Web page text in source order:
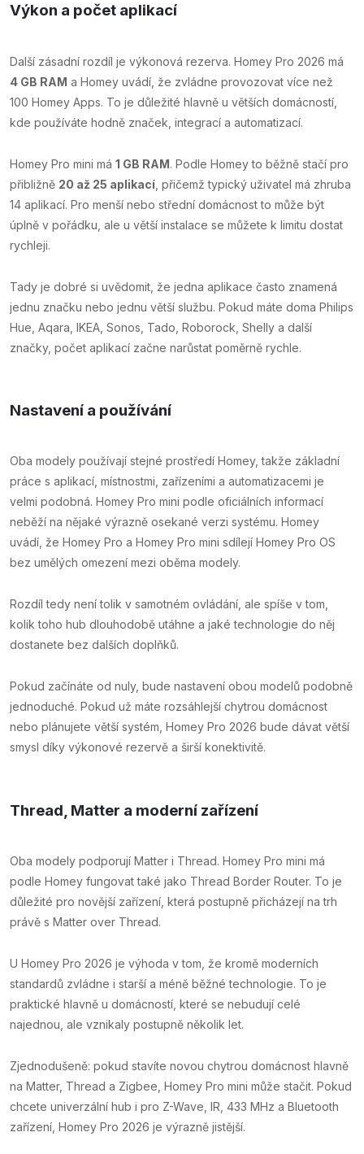
Výkon a počet aplikací
Další zásadní rozdíl je výkonová rezerva. Homey Pro 2026 má
4 GB RAM a Homey uvádí, že zvládne provozovat více než
100 Homey Apps. To je důležité hlavně u větších domácností,
kde používáte hodně značek, integrací a automatizací.
Homey Pro mini má 1 GB RAM. Podle Homey to běžně stačí pro
přibližně 20 až 25 aplikací , přičemž typický uživatel má zhruba
14 aplikací. Pro menší nebo střední domácnost to může být
úplně v pořádku, ale u větší instalace se můžete k limitu dostat
rychleji.
Tady je dobré si uvědomit, že jedna aplikace často znamená
jednu značku nebo jednu větší službu. Pokud máte doma Philips
Hue, Aqara, IKEA, Sonos, Tado, Roborock, Shelly a další
značky, počet aplikací začne narůstat poměrně rychle.
Nastavení a používání
Oba modely používají stejné prostředí Homey, takže základní
práce s aplikací, místnostmi, zařízeními a automatizacemi je
velmi podobná. Homey Pro mini podle oficiálních informací
neběží na nějaké výrazně osekané verzi systému. Homey
uvádí, že Homey Pro a Homey Pro mini sdílejí Homey Pro OS
bez umělých omezení mezi oběma modely.
Rozdíl tedy není tolik v samotném ovládání, ale spíše v tom,
kolik toho hub dlouhodobě utáhne a jaké technologie do něj
dostanete bez dalších doplňků.
Pokud začínáte od nuly, bude nastavení obou modelů podobně
jednoduché. Pokud už máte rozsáhlejší chytrou domácnost
nebo plánujete větší systém, Homey Pro 2026 bude dávat větší
smysl díky výkonové rezervě a širší konektivitě.
Thread, Matter a moderní zařízení
Oba modely podporují Matter i Thread. Homey Pro mini má
podle Homey fungovat také jako Thread Border Router. To je
důležité pro novější zařízení, která postupně přicházejí na trh
právě s Matter over Thread.
U Homey Pro 2026 je výhoda v tom, že kromě moderních
standardů zvládne i starší a méně běžné technologie. To je
praktické hlavně u domácností, které se nebudují celé
najednou, ale vznikaly postupně několik let.
Zjednodušeně: pokud stavíte novou chytrou domácnost hlavně
na Matter, Thread a Zigbee, Homey Pro mini může stačit. Pokud
chcete univerzální hub i pro Z-Wave, IR, 433 MHz a Bluetooth
zařízení, Homey Pro 2026 je výrazně jistější.